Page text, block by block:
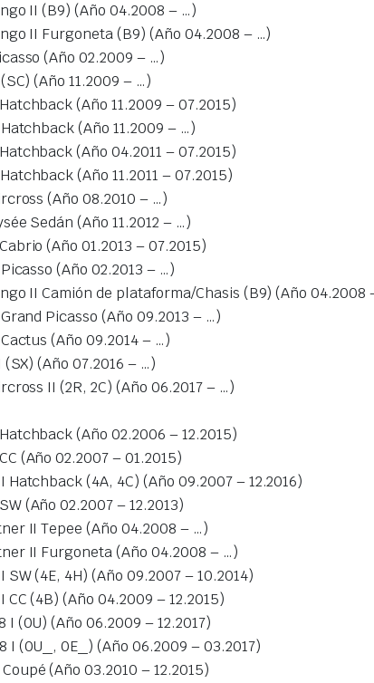
II (B9) (Año 04.2008 – …)
II Furgoneta (B9) (Año 04.2008 – …)
(Año 02.2009 – …)
(Año 11.2009 – …)
(Año 11.2009 – 07.2015)
Hatchback (Año 11.2009 – …)
(Año 04.2011 – 07.2015)
(Año 11.2011 – 07.2015)
(Año 08.2010 – …)
Sedán (Año 11.2012 – …)
(Año 01.2013 – 07.2015)
Picasso (Año 02.2013 – …)
II Camión de plataforma/Chasis (B9) (Año 04.2008
Grand Picasso (Año 09.2013 – …)
Cactus (Año 09.2014 – …)
(SX) (Año 07.2016 – …)
II (2R, 2C) (Año 06.2017 – …)
Hatchback (Año 02.2006 – 12.2015)
(Año 02.2007 – 01.2015)
I Hatchback (4A, 4C) (Año 09.2007 – 12.2016)
(Año 02.2007 – 12.2013)
II Tepee (Año 04.2008 – …)
II Furgoneta (Año 04.2008 – …)
SW (4E, 4H) (Año 09.2007 – 10.2014)
CC (4B) (Año 04.2009 – 12.2015)
I (0U) (Año 06.2009 – 12.2017)
I (0U_, 0E_) (Año 06.2009 – 03.2017)
Coupé (Año 03.2010 – 12.2015)